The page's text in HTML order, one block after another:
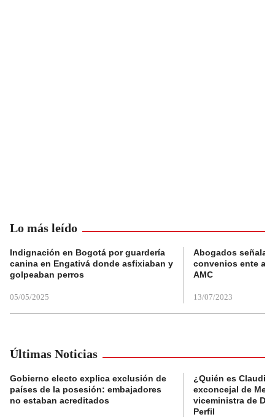
Lo más leído
Indignación en Bogotá por guardería
canina en Engativá donde asfixiaban y
golpeaban perros
05/05/2025
Abogados
convenios ente
AMC
13/07/2023
Últimas Noticias
Gobierno electo explica exclusión de
países de la posesión: embajadores
no estaban acreditados
¿Quién es Claudia
exconcejal de
viceministra de
Perfil